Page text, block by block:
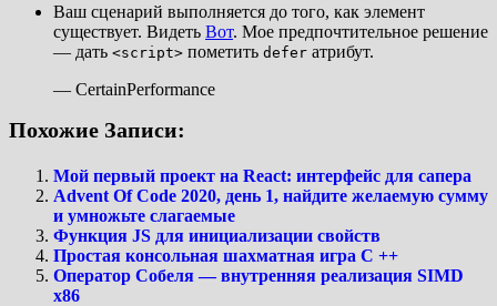
Ваш сценарий выполняется до того, как элемент
существует. Видеть Вот. Мое предпочтительное решение
— дать <script> пометить defer атрибут.
— CertainPerformance
Похожие Записи:
Мой первый проект на React: интерфейс для сапера
Advent Of Code 2020, день 1, найдите желаемую сумму
и умножьте слагаемые
Функция JS для инициализации свойств
Простая консольная шахматная игра C ++
Оператор Собеля — внутренняя реализация SIMD
x86